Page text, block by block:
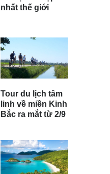
nhất thế giới
Tour du lịch tâm
linh về miền Kinh
Bắc ra mắt từ 2/9